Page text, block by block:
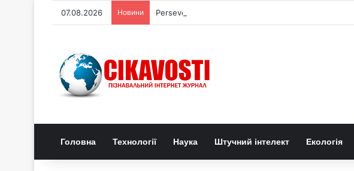
07.08.2026 Новини Perseverance виявив органічний вуглець під
Головна Технології Наука Штучний інтелект Екологія